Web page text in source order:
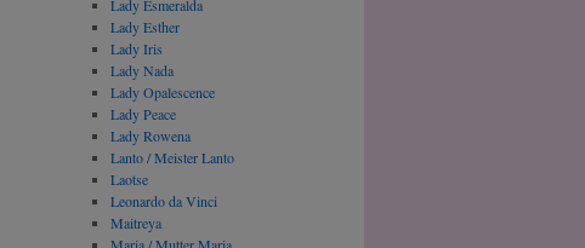
Lady Esmeralda
Lady Esther
Lady Iris
Lady Nada
Lady Opalescence
Lady Peace
Lady Rowena
Lanto / Meister Lanto
Laotse
Leonardo da Vinci
Maitreya